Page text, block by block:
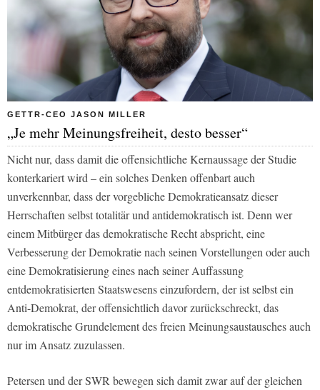
GETTR-CEO JASON MILLER
„Je mehr Meinungsfreiheit, desto besser“
Nicht nur, dass damit die offensichtliche Kernaussage der Studie
konterkariert wird – ein solches Denken offenbart auch
unverkennbar, dass der vorgebliche Demokratieansatz dieser
Herrschaften selbst totalitär und antidemokratisch ist. Denn wer
einem Mitbürger das demokratische Recht abspricht, eine
Verbesserung der Demokratie nach seinen Vorstellungen oder auch
eine Demokratisierung eines nach seiner Auffassung
entdemokratisierten Staatswesens einzufordern, der ist selbst ein
Anti-Demokrat, der offensichtlich davor zurückschreckt, das
demokratische Grundelement des freien Meinungsaustausches auch
nur im Ansatz zuzulassen.
Petersen und der SWR bewegen sich damit zwar auf der gleichen